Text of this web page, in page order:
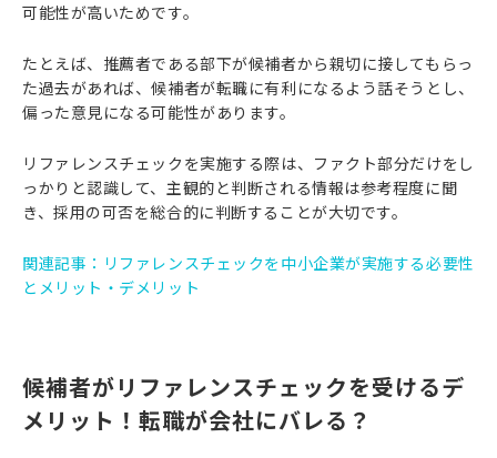
可能性が高いためです。
たとえば、推薦者である部下が候補者から親切に接してもらっ
た過去があれば、候補者が転職に有利になるよう話そうとし、
偏った意見になる可能性があります。
リファレンスチェックを実施する際は、ファクト部分だけをし
っかりと認識して、主観的と判断される情報は参考程度に聞
き、採用の可否を総合的に判断することが大切です。
関連記事：リファレンスチェックを中小企業が実施する必要性
とメリット・デメリット
候補者がリファレンスチェックを受けるデ
メリット！転職が会社にバレる？